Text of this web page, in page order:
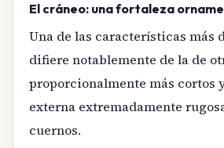
El cráneo: una fortaleza
Una de las características más
difiere notablemente de la de
proporcionalmente más cortos
externa extremadamente
cuernos.